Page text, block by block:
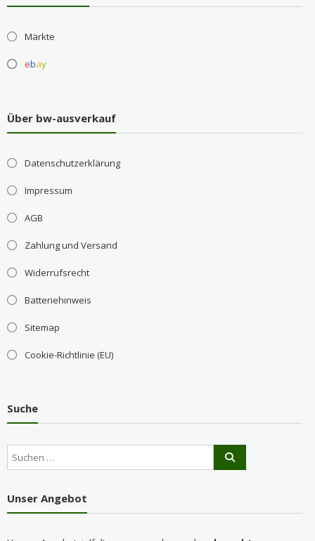
Märkte
ebay
Über bw-ausverkauf
Datenschutzerklärung
Impressum
AGB
Zahlung und Versand
Widerrufsrecht
Batteriehinweis
Sitemap
Cookie-Richtlinie (EU)
Suche
Unser Angebot